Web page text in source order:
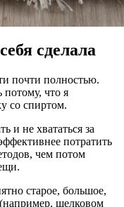
сделала
почти полностью.
потому, что я
со спиртом.
и не хвататься за
потратить
чем потом
старое, большое,
шелковом